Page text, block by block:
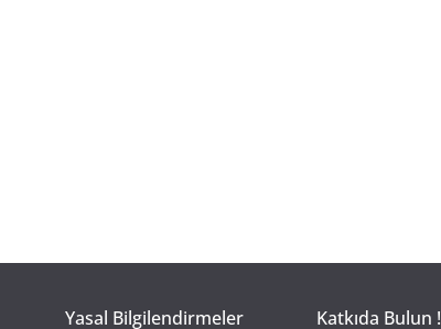
Yasal Bilgilendirmeler Katkıda Bulun !